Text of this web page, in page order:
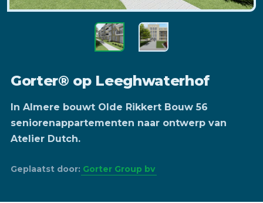
Gorter® op Leeghwaterhof
In Almere bouwt Olde Rikkert Bouw 56
seniorenappartementen naar ontwerp van
Atelier Dutch.
Geplaatst door: Gorter Group bv